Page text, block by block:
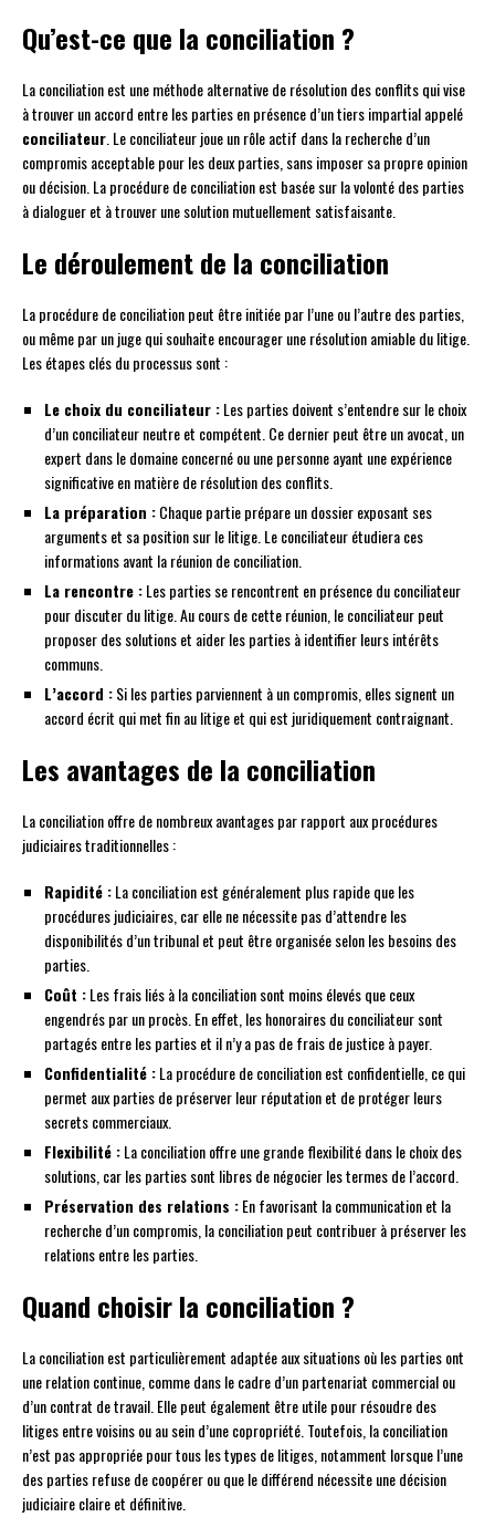
Qu’est-ce que la conciliation ?
La conciliation est une méthode alternative de résolution des conflits qui vise
à trouver un accord entre les parties en présence d’un tiers impartial appelé
conciliateur . Le conciliateur joue un rôle actif dans la recherche d’un
compromis acceptable pour les deux parties, sans imposer sa propre opinion
ou décision. La procédure de conciliation est basée sur la volonté des parties
à dialoguer et à trouver une solution mutuellement satisfaisante.
Le déroulement de la conciliation
La procédure de conciliation peut être initiée par l’une ou l’autre des parties,
ou même par un juge qui souhaite encourager une résolution amiable du litige.
Les étapes clés du processus sont :
Le choix du conciliateur :Les parties doivent s’entendre sur le choix
d’un conciliateur neutre et compétent. Ce dernier peut être un avocat, un
expert dans le domaine concerné ou une personne ayant une expérience
significative en matière de résolution des conflits.
La préparation :Chaque partie prépare un dossier exposant ses
arguments et sa position sur le litige. Le conciliateur étudiera ces
informations avant la réunion de conciliation.
La rencontre :Les parties se rencontrent en présence du conciliateur
pour discuter du litige. Au cours de cette réunion, le conciliateur peut
proposer des solutions et aider les parties à identifier leurs intérêts
communs.
L’accord :Si les parties parviennent à un compromis, elles signent un
accord écrit qui met fin au litige et qui est juridiquement contraignant.
Les avantages de la conciliation
La conciliation offre de nombreux avantages par rapport aux procédures
judiciaires traditionnelles :
Rapidité :La conciliation est généralement plus rapide que les
procédures judiciaires, car elle ne nécessite pas d’attendre les
disponibilités d’un tribunal et peut être organisée selon les besoins des
parties.
Coût :Les frais liés à la conciliation sont moins élevés que ceux
engendrés par un procès. En effet, les honoraires du conciliateur sont
partagés entre les parties et il n’y a pas de frais de justice à payer.
Confidentialité :La procédure de conciliation est confidentielle, ce qui
permet aux parties de préserver leur réputation et de protéger leurs
secrets commerciaux.
Flexibilité :La conciliation offre une grande flexibilité dans le choix des
solutions, car les parties sont libres de négocier les termes de l’accord.
Préservation des relations :En favorisant la communication et la
recherche d’un compromis, la conciliation peut contribuer à préserver les
relations entre les parties.
Quand choisir la conciliation ?
La conciliation est particulièrement adaptée aux situations où les parties ont
une relation continue, comme dans le cadre d’un partenariat commercial ou
d’un contrat de travail. Elle peut également être utile pour résoudre des
litiges entre voisins ou au sein d’une copropriété. Toutefois, la conciliation
n’est pas appropriée pour tous les types de litiges, notamment lorsque l’une
des parties refuse de coopérer ou que le différend nécessite une décision
judiciaire claire et définitive.